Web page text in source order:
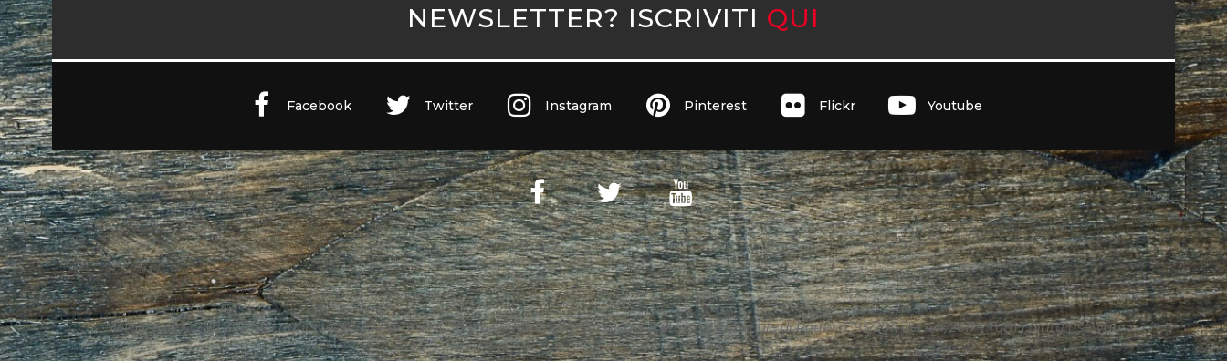
NEWSLETTER? ISCRIVITI QUI
Facebook Twitter Instagram Pinterest Flickr Youtube
Witaly S.r.l. © 2011-2023 All rights reserved Partita Iva 10890471005 Witaly è registrata presso il Tribunale di Roma n. 95/2011 del 4/4/2011 – Tutti i diritti riservati